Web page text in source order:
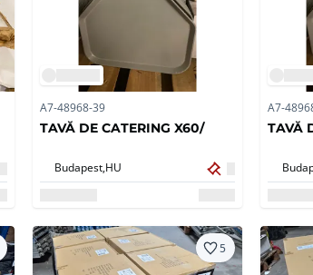
A7-48968-39
TAVĂ DE CATERING X60/
Budapest, HU
A7-
TAVĂ
5